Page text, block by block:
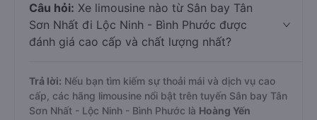
Câu hỏi: Xe limousine nào từ Sân bay Tân
Sơn Nhất đi Lộc Ninh - Bình Phước được
đánh giá cao cấp và chất lượng nhất?
Trả lời: Nếu bạn tìm kiếm sự thoải mái và dịch vụ cao
cấp, các hãng limousine nổi bật trên tuyến Sân bay Tân
Sơn Nhất - Lộc Ninh - Bình Phước là Hoàng Yến